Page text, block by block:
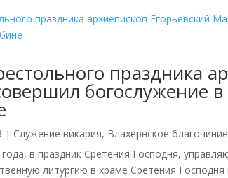
праздника
богослужение
| Cлужение викария, Влахернское благочиние
в праздник Сретения Господня,
литургию в храме Сретения